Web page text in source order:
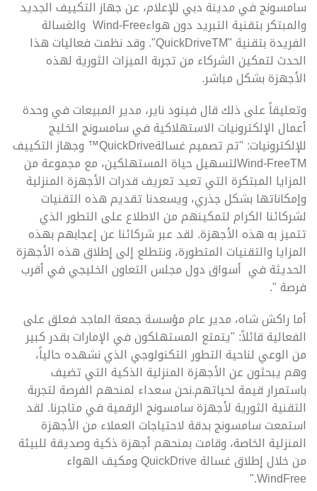
سامسونج في مدينة دبي للإعلام، عن جهاز التكييف الجديد
والمبتكر بتقنية التبريد دون هواءWind-Free والغسالة
الفريدة بتقنية "QuickDriveTM". وقد نظمت فعاليات هذا
الحدث لتمكين الشركاء من تجربة الميزات الثورية لهذه
الأجهزة بشكل مباشر.
وتعليقاً على ذلك قال فينود ناير، مدير المبيعات في وحدة
أعمال الإلكترونيات الاستهلاكية في سامسونج الخليج
للإلكترونيات: "تم تصميم غسالةQuickDrive™ وجهاز التكييف
Wind-FreeTMلتسهيل حياة المستهلكين، مع مجموعة من
المزايا المبتكرة التي تعيد تعريف قدرات الأجهزة المنزلية
وإمكاناتها بشكل جذري، ويسعدنا تقديم هذه التقنيات
لشركائنا الكرام لتمكينهم من الاطلاع على التطور الذي
تتميز به هذه الأجهزة. لقد عبر شركائنا عن إعجابهم بهذه
المزايا والتقنيات المتطورة، ونتطلع إلى إطلاق هذه الأجهزة
الحديثة في أسواق دول مجلس التعاون الخليجي في أقرب
فرصة ".
أما راكش شاه، مدير عام مؤسسة جمعة الماجد فعلق على
الفعالية قائلاً: "يتمتع المستهلكون في الإمارات بقدر كبير
من الوعي لناحية التطور التكنولوجي الذي نشهده حالياً،
وهم يبحثون عن الأجهزة المنزلية الذكية التي تضيف
باستمرار قيمة لحياتهم.نحن سعداء لمنحهم الفرصة لتجربة
التقنية الثورية لأجهزة سامسونج الرقمية في متاجرنا. لقد
استمعت سامسونج بدقة لاحتياجات العملاء من الأجهزة
المنزلية الخاصة، وقامت بمنحهم أجهزة ذكية وصديقة للبيئة
من خلال إطلاق غسالة QuickDrive ومكيف الهواء
WindFree."